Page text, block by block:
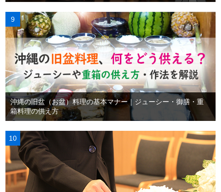
沖縄の旧盆（お盆）料理の基本マナー｜ジューシー・御膳・重
箱料理の供え方